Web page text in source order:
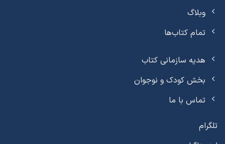
وبلاگ
تمام کتاب‌ها
هدیه سازمانی کتاب
بخش کودک و نوجوان
تماس با ما
تلگرام